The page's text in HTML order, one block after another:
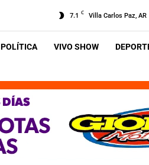
7.1 C Villa Carlos Paz, AR
POLÍTICA VIVO SHOW